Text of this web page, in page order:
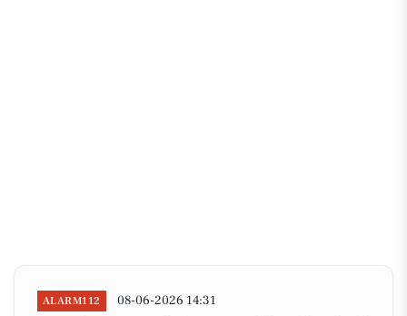
ALARM112 08-06-2026 14:31